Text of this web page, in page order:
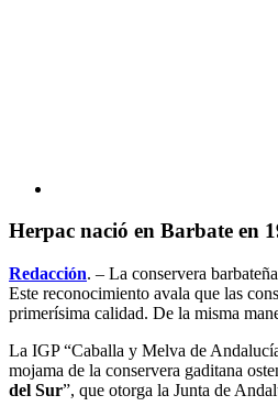
Herpac nació en Barbate en
Redacción. – La conservera barbateña
Este reconocimiento avala que las
primerísima calidad. De la misma
La IGP “Caballa y Melva de
mojama de la conservera gaditana
del Sur”, que otorga la Junta de